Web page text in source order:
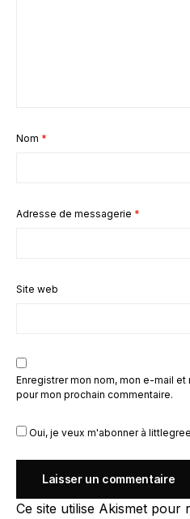
Nom *
Adresse de messagerie *
Site web
Enregistrer mon nom, mon e-mail
pour mon prochain commentaire.
Oui, je veux m'abonner à
Ce site utilise Akismet pour